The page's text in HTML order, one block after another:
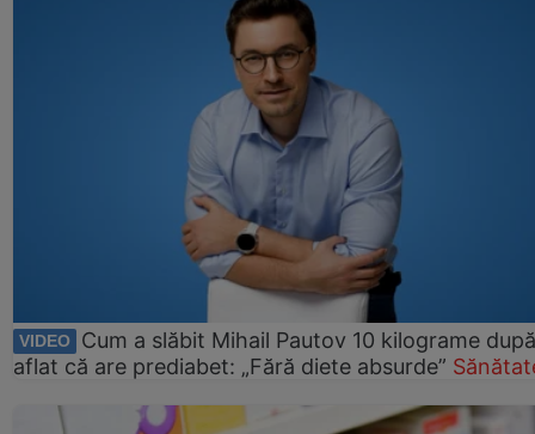
VIDEO
Cum a slăbit Mihail Pautov 10 kilograme
aflat că are prediabet: „Fără diete absurde”